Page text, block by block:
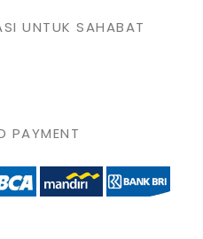
UNTUK SAHABAT
PAYMENT